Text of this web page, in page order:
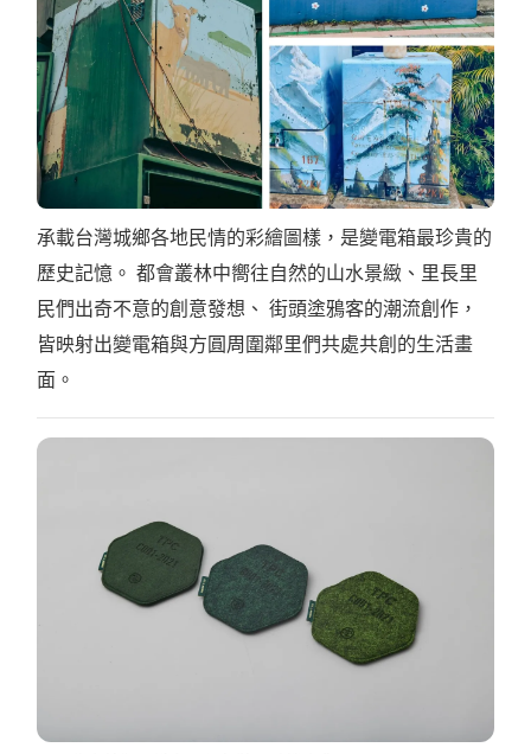
承載台灣城鄉各地民情的彩繪圖樣，是變電箱最珍貴的
歷史記憶。 都會叢林中嚮往自然的山水景緻、里長里
民們出奇不意的創意發想、 街頭塗鴉客的潮流創作，
皆映射出變電箱與方圓周圍鄰里們共處共創的生活畫
面。